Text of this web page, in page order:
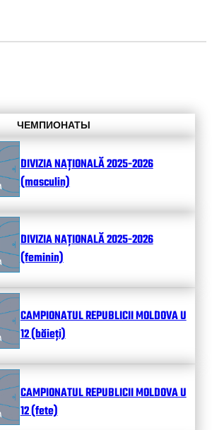
ЧЕМПИОНАТЫ
DIVIZIA NAȚIONALĂ 2025-2026
(masculin)
DIVIZIA NAȚIONALĂ 2025-2026
(feminin)
CAMPIONATUL REPUBLICII MOLDOVA U
12 (băieți)
CAMPIONATUL REPUBLICII MOLDOVA U
12 (fete)